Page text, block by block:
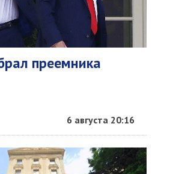
преемника
6 августа 20:16